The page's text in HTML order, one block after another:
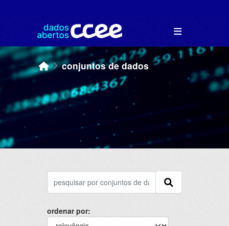
conjuntos de dados
ordenar por